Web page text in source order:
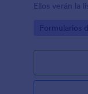
Ellos verán la
resulta útil
Go to
Formularios